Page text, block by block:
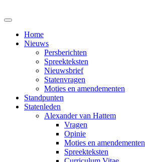
Home
Nieuws
Persberichten
Spreekteksten
Nieuwsbrief
Statenvragen
Moties en amendementen
Standpunten
Statenleden
Alexander van Hattem
Vragen
Opinie
Moties en amendementen
Spreekteksten